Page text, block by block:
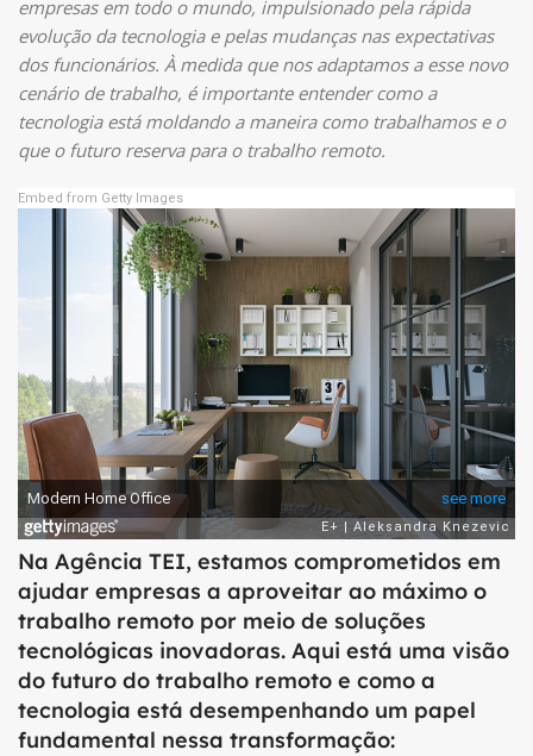
empresas em todo o mundo, impulsionado pela rápida
evolução da tecnologia e pelas mudanças nas expectativas
dos funcionários. À medida que nos adaptamos a esse novo
cenário de trabalho, é importante entender como a
tecnologia está moldando a maneira como trabalhamos e o
que o futuro reserva para o trabalho remoto.
Embed from Getty Images
Na Agência TEI, estamos comprometidos em
ajudar empresas a aproveitar ao máximo o
trabalho remoto por meio de soluções
tecnológicas inovadoras. Aqui está uma visão
do futuro do trabalho remoto e como a
tecnologia está desempenhando um papel
fundamental nessa transformação: